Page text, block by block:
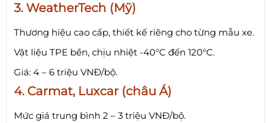
3. WeatherTech (Mỹ)
Thương hiệu cao cấp, thiết kế riêng cho từng mẫu xe.
Vật liệu TPE bền, chịu nhiệt -40°C đến 120°C.
Giá: 4 – 6 triệu VNĐ/bộ.
4. Carmat, Luxcar (châu Á)
Mức giá trung bình 2 – 3 triệu VNĐ/bộ.